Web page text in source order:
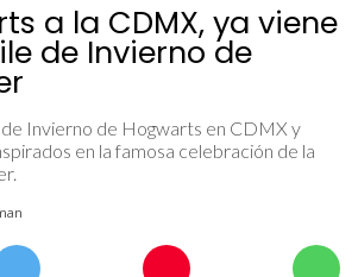
a la CDMX, ya viene
de Invierno de
Invierno de Hogwarts en CDMX y
en la famosa celebración de la